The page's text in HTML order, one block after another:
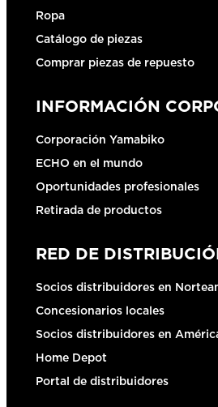
Ropa
Catálogo de piezas
Comprar piezas de repuesto
INFORMACIÓN
Corporación Yamabiko
ECHO en el mundo
Oportunidades profesionales
Retirada de productos
RED DE
Socios distribuidores en
Concesionarios locales
Socios distribuidores en
Home Depot
Portal de distribuidores